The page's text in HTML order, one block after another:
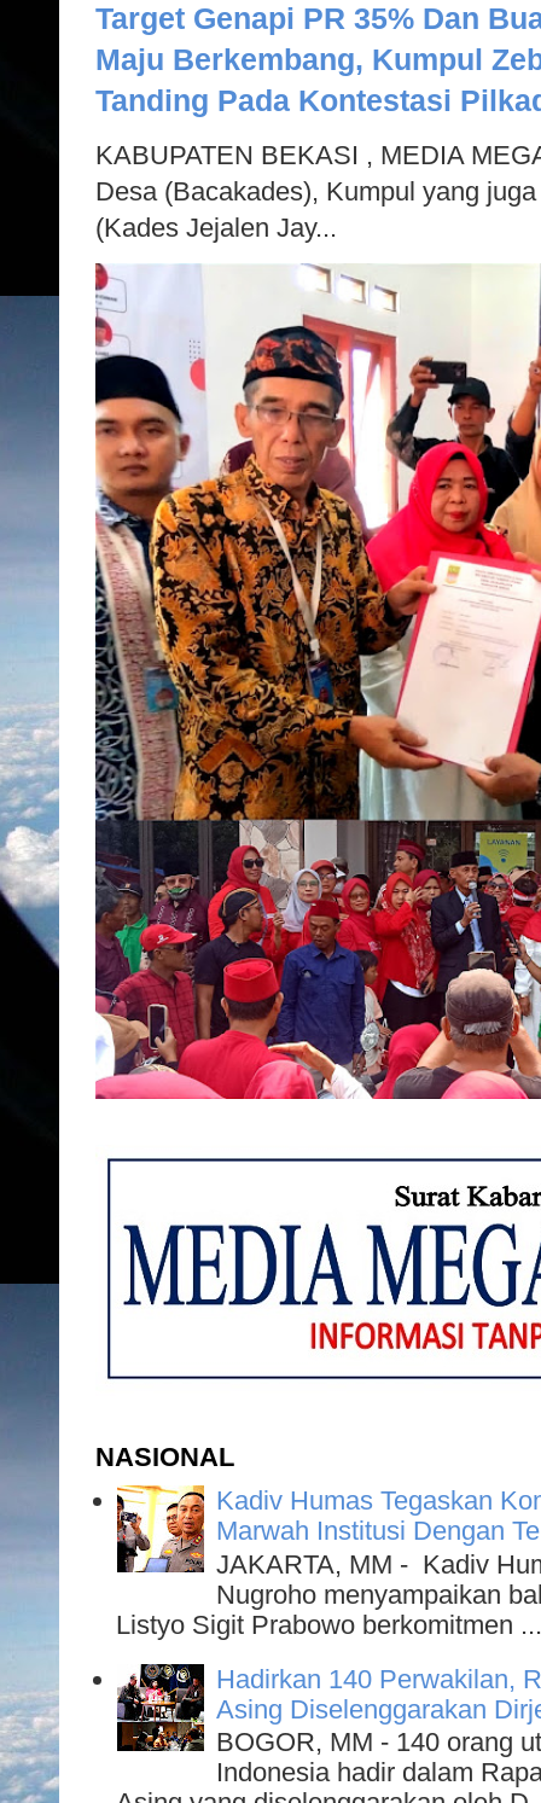
Target Genapi PR 35% Dan
Maju Berkembang, Kumpul
Tanding Pada Kontestasi
KABUPATEN BEKASI , MEDIA
Desa (Bacakades), Kumpul yang
(Kades Jejalen Jay...
NASIONAL
Kadiv Humas Tegaskan
Marwah Institusi Dengan
JAKARTA, MM - Kadiv
Nugroho menyampaikan
Listyo Sigit Prabowo berkomitmen
Hadirkan 140 Perwakilan,
Asing Diselenggarakan
BOGOR, MM - 140 orang
Indonesia hadir dalam